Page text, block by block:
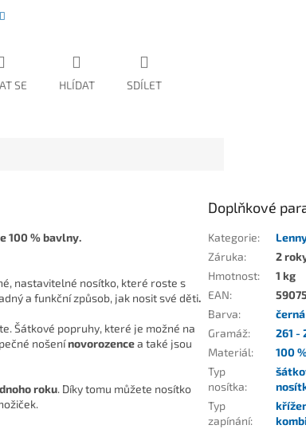
SE HLÍDAT SDÍLET
100 % bavlny.
nastavitelné nosítko, které roste s
a funkční způsob, jak nosit své děti.
Šátkové popruhy, které je možné na
nošenínovorozencea také jsou
roku. Díky tomu můžete nosítko
Doplňkové
Kategorie:
Záruka:
2
Hmotnost:
1 kg
EAN:
Barva:
černá
Gramáž:
261 -
Materiál:
100
Typ
nosítka:
Typ
zapínání: